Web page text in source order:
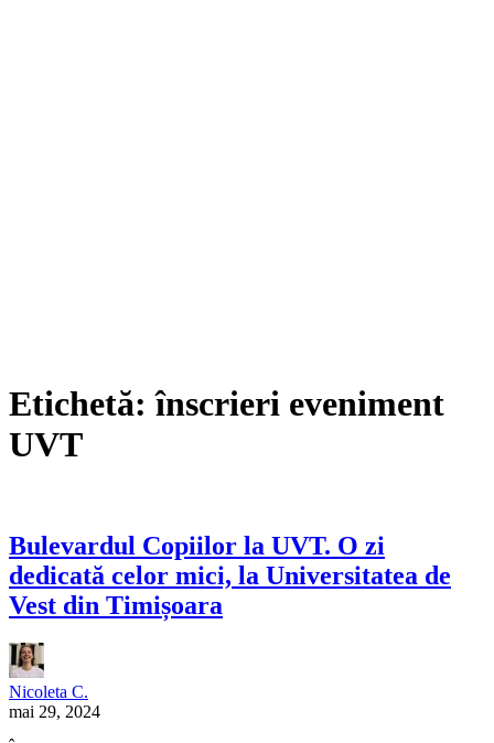
Etichetă:înscrieri eveniment
UVT
Bulevardul Copiilor la UVT. O zi
dedicată celor mici, la Universitatea de
Vest din Timișoara
Nicoleta C.
mai 29, 2024